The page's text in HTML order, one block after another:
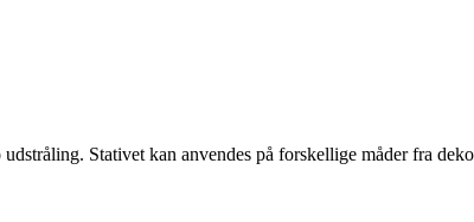
Stativet kan anvendes på forskellige måder fra